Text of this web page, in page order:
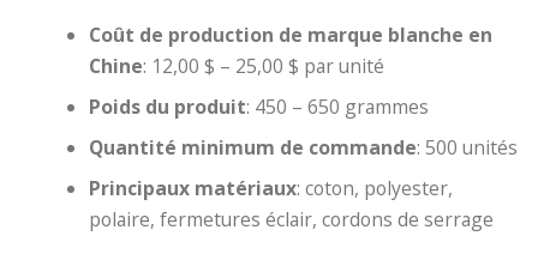
Coût de production de marque blanche en
Chine: 12,00 $ – 25,00 $ par unité
Poids du produit: 450 – 650 grammes
Quantité minimum de commande: 500 unités
Principaux matériaux: coton, polyester,
polaire, fermetures éclair, cordons de serrage